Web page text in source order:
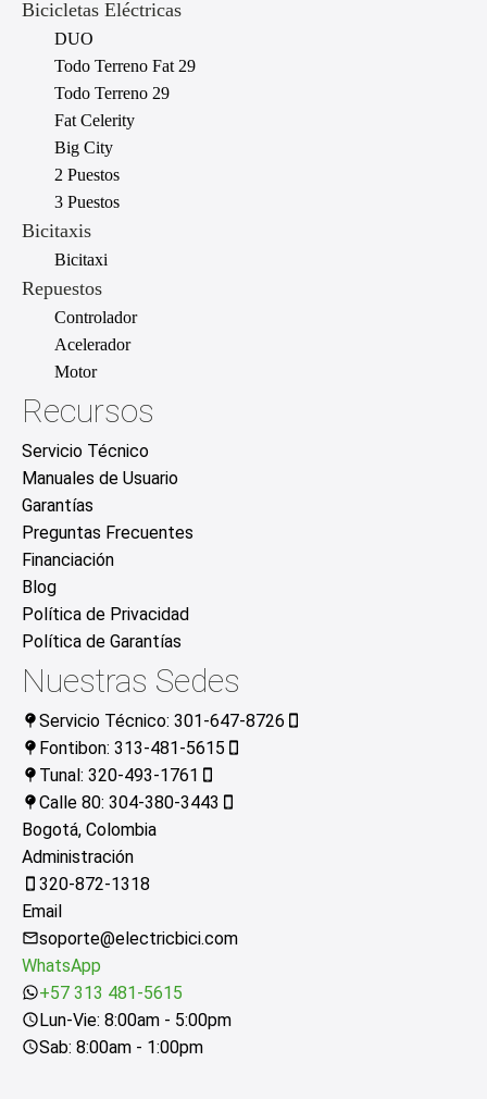
Bicicletas Eléctricas
DUO
Todo Terreno Fat 29
Todo Terreno 29
Fat Celerity
Big City
2 Puestos
3 Puestos
Bicitaxis
Bicitaxi
Repuestos
Controlador
Acelerador
Motor
Recursos
Servicio Técnico
Manuales de Usuario
Garantías
Preguntas Frecuentes
Financiación
Blog
Política de Privacidad
Política de Garantías
Nuestras Sedes
Servicio Técnico: 301-647-8726
Fontibon: 313-481-5615
Tunal: 320-493-1761
Calle 80: 304-380-3443
Bogotá, Colombia
Administración
320-872-1318
Email
soporte@electricbici.com
WhatsApp
+57 313 481-5615
Lun-Vie: 8:00am - 5:00pm
Sab: 8:00am - 1:00pm